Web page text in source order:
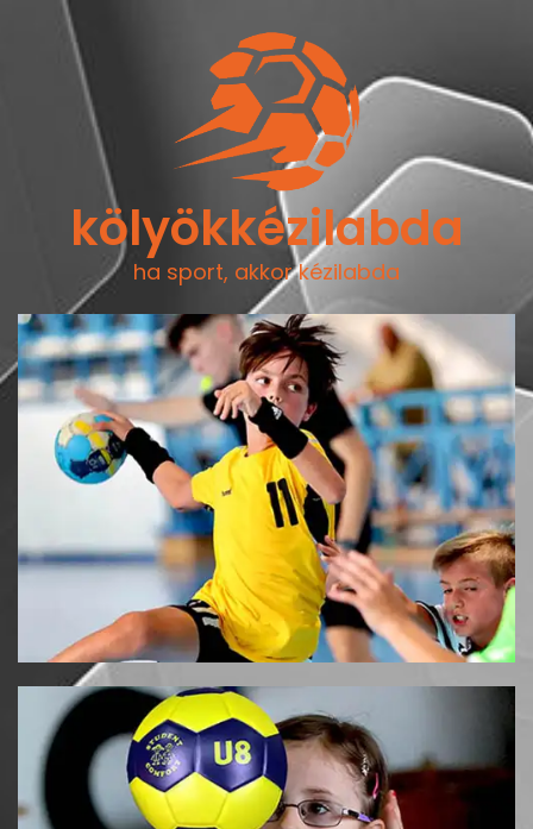
kölyökkézilabda
ha sport, akkor kézilabda